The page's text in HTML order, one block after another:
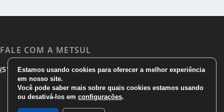
FALE COM A METSUL
(51) 3533 1983|(51)3785 7752|comercial@metsul.com
Estamos usando cookies para oferecer a melhor experiência
em nosso site.
Você pode saber mais sobre quais cookies estamos usando
ou desativá-los em configurações.